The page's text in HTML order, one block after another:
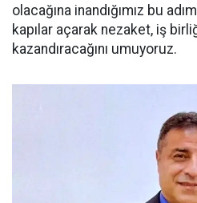
olacağına inandığımız bu
kapılar açarak nezaket, iş
kazandıracağını umuyoruz.